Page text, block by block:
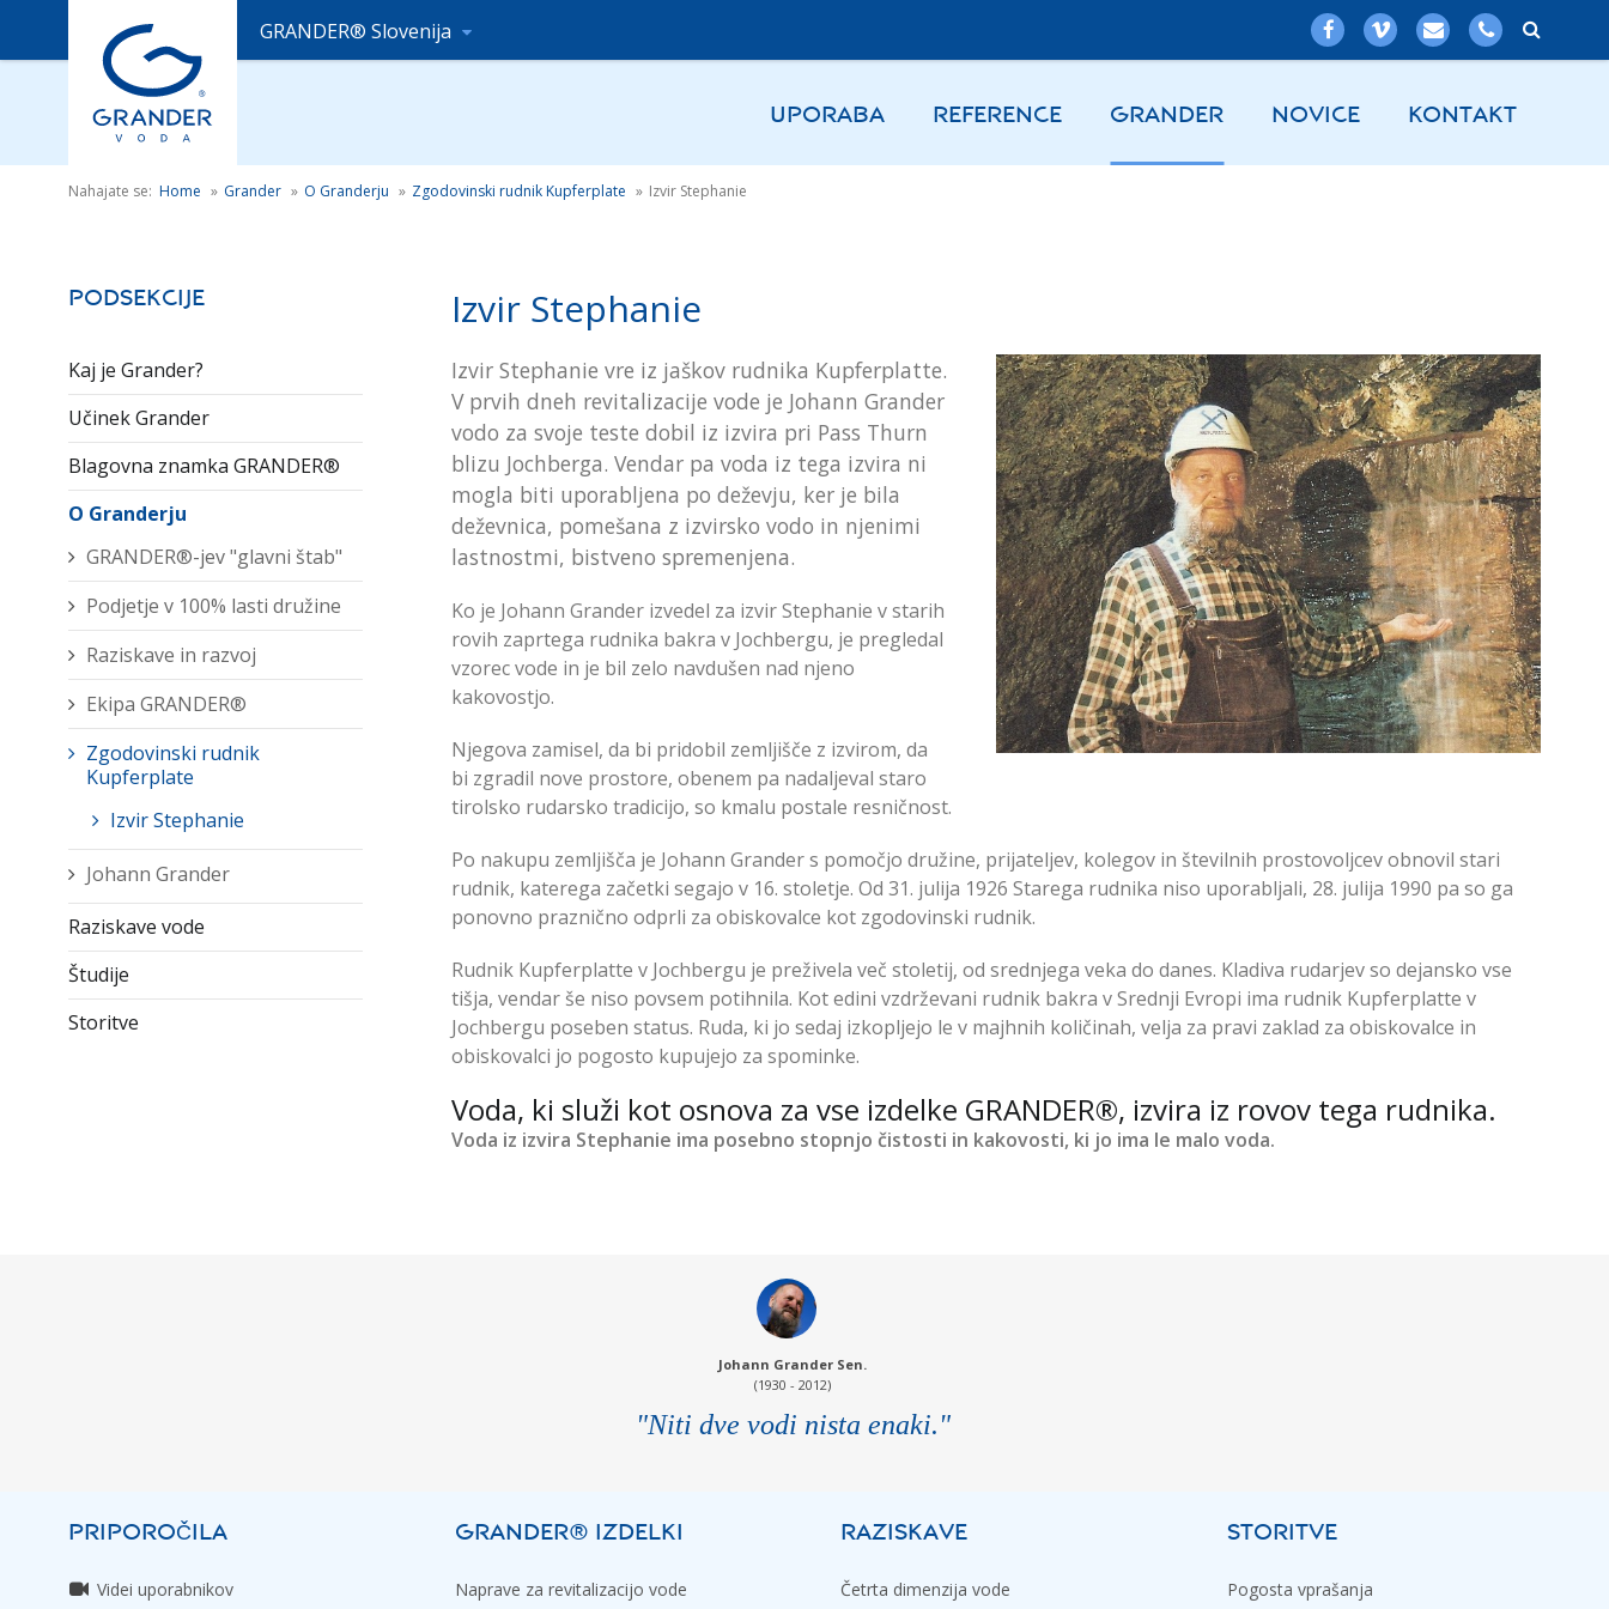
GRANDER® Slovenija
UPORABA REFERENCE GRANDER NOVICE KONTAKT
Nahajate se: Home » Grander » O Granderju » Zgodovinski rudnik Kupferplate » Izvir Stephanie
Podsekcije
Kaj je Grander?
Učinek Grander
Blagovna znamka GRANDER®
O Granderju
GRANDER®-jev "glavni štab"
Podjetje v 100% lasti družine
Raziskave in razvoj
Ekipa GRANDER®
Zgodovinski rudnik
Kupferplate
Izvir Stephanie
Johann Grander
Raziskave vode
Študije
Storitve
Izvir Stephanie
Izvir Stephanie vre iz jaškov rudnika Kupferplatte.
V prvih dneh revitalizacije vode je Johann Grander
vodo za svoje teste dobil iz izvira pri Pass Thurn
blizu Jochberga. Vendar pa voda iz tega izvira ni
mogla biti uporabljena po deževju, ker je bila
deževnica, pomešana z izvirsko vodo in njenimi
lastnostmi, bistveno spremenjena.
Ko je Johann Grander izvedel za izvir Stephanie v starih
rovih zaprtega rudnika bakra v Jochbergu, je pregledal
vzorec vode in je bil zelo navdušen nad njeno
kakovostjo.
Njegova zamisel, da bi pridobil zemljišče z izvirom, da
bi zgradil nove prostore, obenem pa nadaljeval staro
tirolsko rudarsko tradicijo, so kmalu postale resničnost.
Po nakupu zemljišča je Johann Grander s pomočjo družine, prijateljev, kolegov in številnih prostovoljcev obnovil stari
rudnik, katerega začetki segajo v 16. stoletje. Od 31. julija 1926 Starega rudnika niso uporabljali, 28. julija 1990 pa so ga
ponovno praznično odprli za obiskovalce kot zgodovinski rudnik.
Rudnik Kupferplatte v Jochbergu je preživela več stoletij, od srednjega veka do danes. Kladiva rudarjev so dejansko vse
tišja, vendar še niso povsem potihnila. Kot edini vzdrževani rudnik bakra v Srednji Evropi ima rudnik Kupferplatte v
Jochbergu poseben status. Ruda, ki jo sedaj izkopljejo le v majhnih količinah, velja za pravi zaklad za obiskovalce in
obiskovalci jo pogosto kupujejo za spominke.
Voda, ki služi kot osnova za vse izdelke GRANDER®, izvira iz rovov tega rudnika.
Voda iz izvira Stephanie ima posebno stopnjo čistosti in kakovosti, ki jo ima le malo voda.
Johann Grander Sen.
(1930 - 2012)
"Niti dve vodi nista enaki."
PRIPOROČILA
Videi uporabnikov
GRANDER® IZDELKI
Naprave za revitalizacijo vode
RAZISKAVE
Četrta dimenzija vode
STORITVE
Pogosta vprašanja